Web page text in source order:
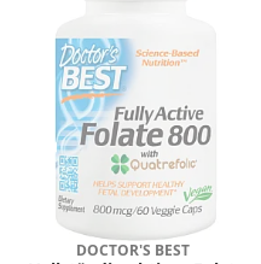
DOCTOR'S BEST